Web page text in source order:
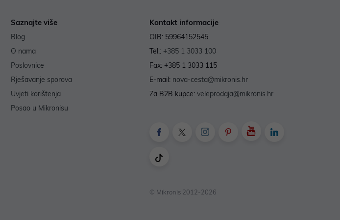
Saznajte više
Blog
O nama
Poslovnice
Rješavanje sporova
Uvjeti korištenja
Posao u Mikronisu
Kontakt informacije
OIB: 59964152545
Tel.: +385 1 3033 100
Fax: +385 1 3033 115
E-mail: nova-cesta@mikronis.hr
Za B2B kupce: veleprodaja@mikronis.hr
© Mikronis 2012-2026